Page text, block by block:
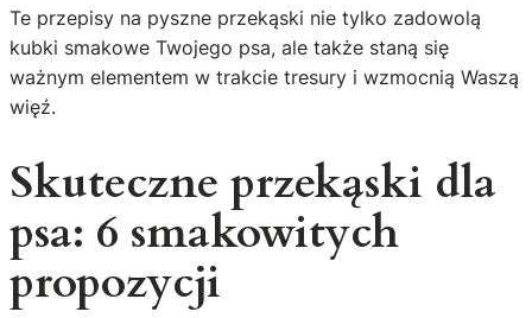
Te przepisy na pyszne przekąski nie tylko zadowolą
kubki smakowe Twojego psa, ale także staną się
ważnym elementem w trakcie tresury i wzmocnią Waszą
więź.
Skuteczne przekąski dla
psa: 6 smakowitych
propozycji